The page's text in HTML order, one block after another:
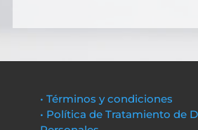
• Términos y condiciones
• Política de Tratamiento de